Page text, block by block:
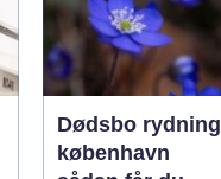
Dødsbo rydning
københavn